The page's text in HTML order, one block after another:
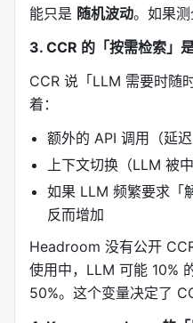
留变化的值。100 条记
4.2 为什么准确率不下
因为 LLM 仍然看到完整
更紧凑。压缩是无损的
不是有损的
---
五、
代码压缩的难点：不能随
能只是 随机波动。如果测
3. CCR 的「按需检索」
CCR 说「LLM 需要时随
着：
额外的 API 调用（延迟
上下文切换（LLM 被
如果 LLM 频繁要求「
反而增加
Headroom 没有公开
使用中，LLM 可能 10%
50%。这个变量决定了